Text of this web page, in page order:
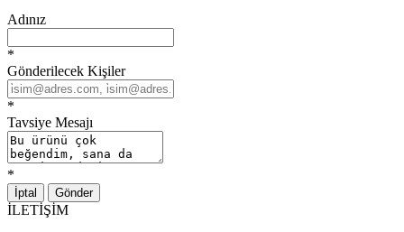
Adınız
*
Gönderilecek Kişiler
*
Tavsiye Mesajı
*
İptal Gönder
İLETİŞİM